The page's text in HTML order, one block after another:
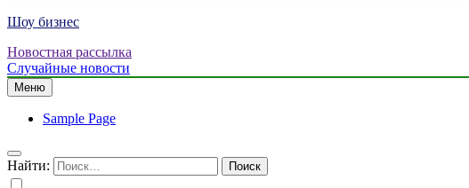
Шоу бизнес
Новостная рассылка
Случайные новости
Меню
Sample Page
Найти: